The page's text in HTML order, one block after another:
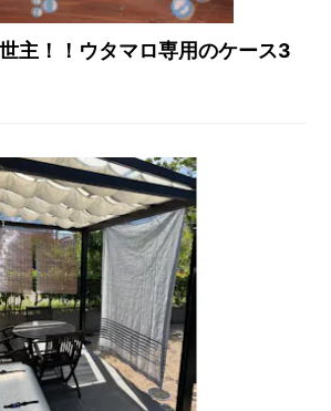
主！！ウタマロ専用のケース3